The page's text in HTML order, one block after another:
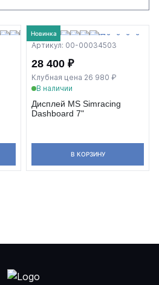
Новинка
Артикул: 00-00034503
28 400 ₽
Клубная цена 26 980 ₽
В наличии
Дисплей MS Simracing
Dashboard 7"
В КОРЗИНУ